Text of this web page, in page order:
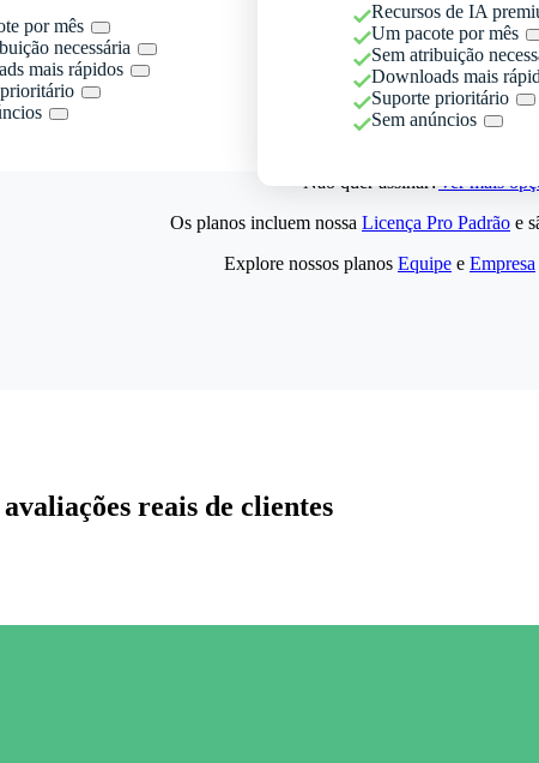
por mês
necessária
mais rápidos
Recursos de IA
Um pacote por mês
Sem atribuição
Downloads mais
Suporte prioritário
Sem anúncios
Não quer assinar?Ver mais
Os planos incluem nossa Licença Pro Padrão e
Explore nossos planos Equipe e Empresa
reais de clientes